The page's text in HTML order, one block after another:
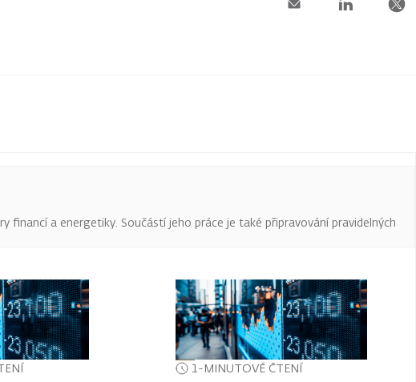
financí a energetiky. Součástí jeho práce je také připravování pravidelných
1-MINUTOVÉ ČTENÍ